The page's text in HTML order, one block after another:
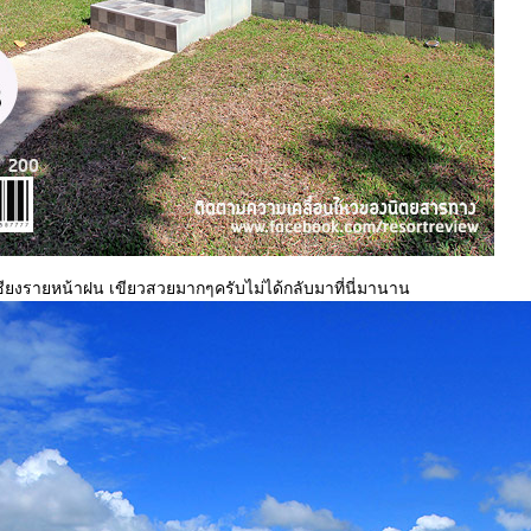
ยงรายหน้าฝน เขียวสวยมากๆครับไม่ได้กลับมาที่นี่มานาน